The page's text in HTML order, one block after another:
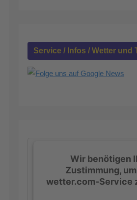
:
Service / Infos / Wetter und
Wir benötigen
Zustimmung,
wetter.com-Service